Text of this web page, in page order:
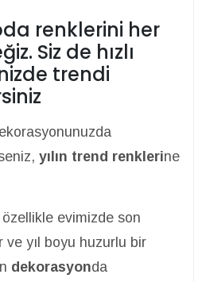
renklerini her
Siz de hızlı
trendi
yılın trend renklerine
evimizde son
ve yıl boyu huzurlu bir
dekorasyonda